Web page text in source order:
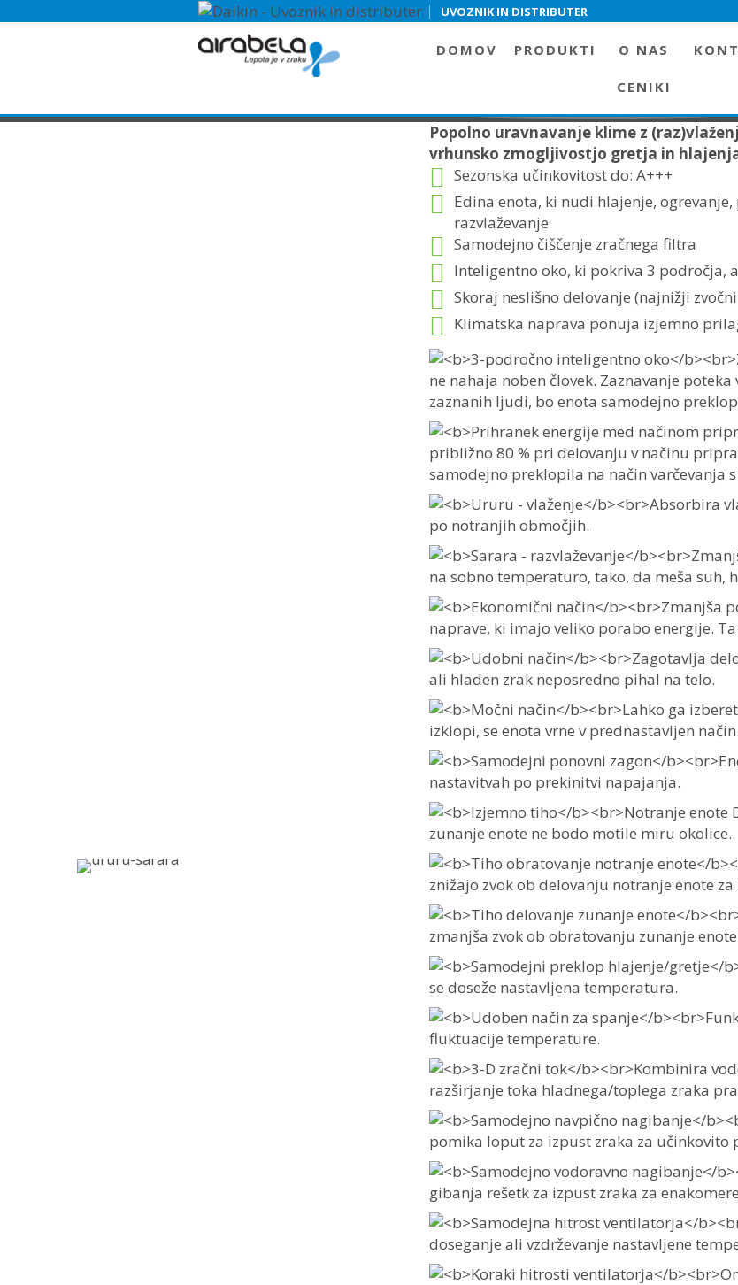
| UVOZNIK IN DISTRIBUTER
DOMOV PRODUKTI O NAS
CENIKI
STENSKA ENOTA
KLIMATSKA NAPRAVA DAIKIN URURU-SARARA
Popolno uravnavanje klime z
vrhunsko zmogljivostjo gretja in
Sezonska učinkovitost do: A+++
Edina enota, ki nudi hlajenje,
razvlaževanje
Samodejno čiščenje zračnega filtra
Inteligentno oko, ki pokriva 3 področja,
Skoraj neslišno delovanje (najnižji
Klimatska naprava ponuja izjemno